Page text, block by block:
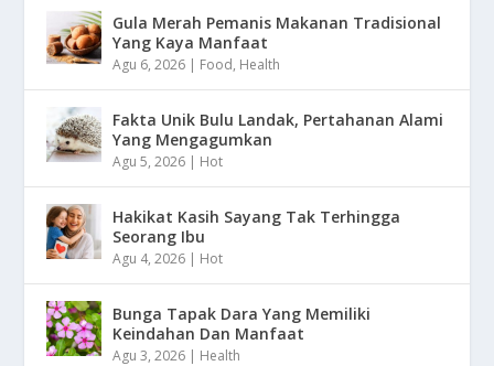
Gula Merah Pemanis Makanan Tradisional
Yang Kaya Manfaat
Agu 6, 2026 | Food, Health
Fakta Unik Bulu Landak, Pertahanan Alami
Yang Mengagumkan
Agu 5, 2026 | Hot
Hakikat Kasih Sayang Tak Terhingga
Seorang Ibu
Agu 4, 2026 | Hot
Bunga Tapak Dara Yang Memiliki
Keindahan Dan Manfaat
Agu 3, 2026 | Health